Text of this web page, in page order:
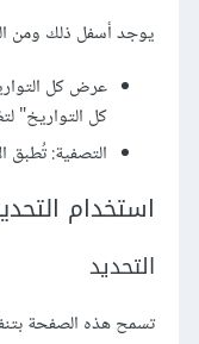
يوجد أسفل ذلك ومن
عرض كل
كل التواريخ"
التصفية: تُطبق
استخدام
التحديد
تسمح هذه الصفحة